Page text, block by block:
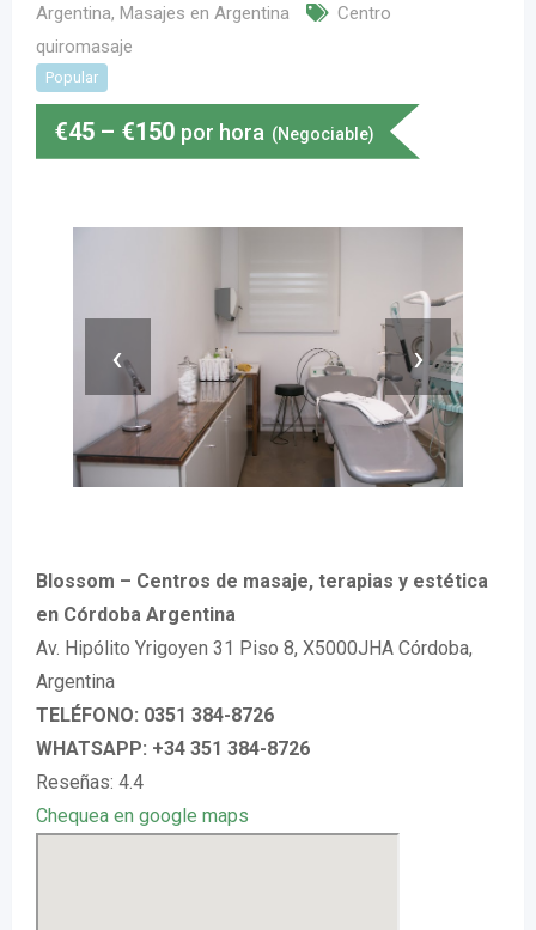
Argentina, Masajes en Argentina
Centro
quiromasaje
Popular
€45 – €150 por hora (Negociable)
‹ ›
Blossom – Centros de masaje, terapias y estética
en Córdoba Argentina
Av. Hipólito Yrigoyen 31 Piso 8, X5000JHA Córdoba,
Argentina
TELÉFONO: 0351 384-8726
WHATSAPP: +34 351 384-8726
Reseñas: 4.4
Chequea en google maps